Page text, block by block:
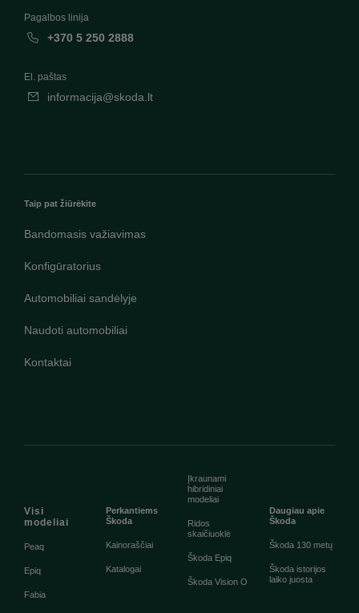
Pagalbos linija
+370 5 250 2888
El. paštas
informacija@skoda.lt
Taip pat žiūrėkite
Bandomasis važiavimas
Konfigūratorius
Automobiliai sandėlyje
Naudoti automobiliai
Kontaktai
Visi
modeliai
Peaq
Epiq
Fabia
Perkantiems
Škoda
Kainoraščiai
Katalogai
Įkraunami
hibridiniai
modeliai
Ridos
skaičiuoklė
Škoda Epiq
Škoda Vision O
Daugiau apie
Škoda
Škoda 130 metų
Škoda istorijos
laiko juosta